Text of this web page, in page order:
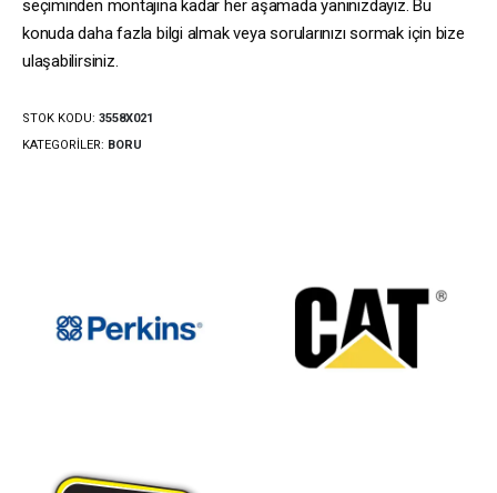
seçiminden montajına kadar her aşamada yanınızdayız. Bu
konuda daha fazla bilgi almak veya sorularınızı sormak için bize
ulaşabilirsiniz.
STOK KODU: 3558X021
KATEGORILER: BORU